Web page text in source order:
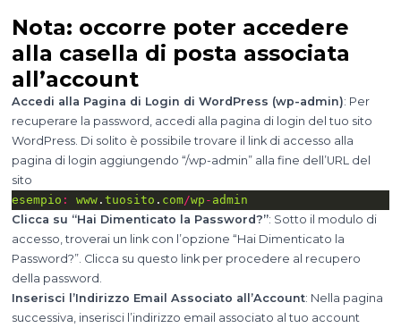
Nota: occorre poter accedere
alla casella di posta associata
all’account
Accedi alla Pagina di Login di WordPress (wp-admin): Per
recuperare la password, accedi alla pagina di login del tuo sito
WordPress. Di solito è possibile trovare il link di accesso alla
pagina di login aggiungendo “/wp-admin” alla fine dell’URL del
sito
esempio : www. tuosito . com/wp - admin
Clicca su “Hai Dimenticato la Password?”: Sotto il modulo di
accesso, troverai un link con l’opzione “Hai Dimenticato la
Password?”. Clicca su questo link per procedere al recupero
della password.
Inserisci l’Indirizzo Email Associato all’Account: Nella pagina
successiva, inserisci l’indirizzo email associato al tuo account